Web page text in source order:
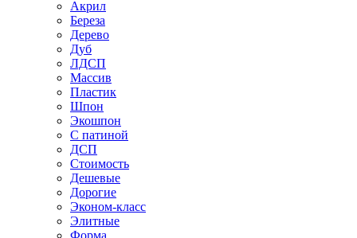
Акрил
Береза
Дерево
Дуб
ЛДСП
Массив
Пластик
Шпон
Экошпон
С патиной
ДСП
Стоимость
Дешевые
Дорогие
Эконом-класс
Элитные
Форма